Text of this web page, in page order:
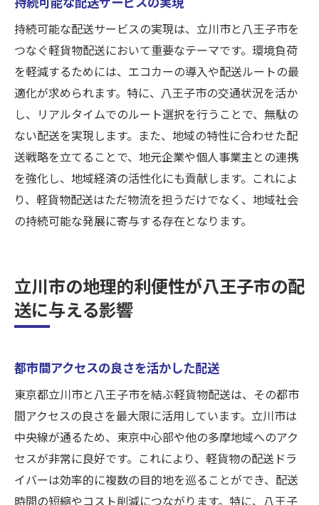
持続可能な配送サービスの実現は、立川市と八王子市を
つなぐ軽貨物配送において重要なテーマです。環境負荷
を軽減するためには、エコカーの導入や配送ルートの最
適化が求められます。特に、八王子市の交通状況を活か
し、リアルタイムでのルート選択を行うことで、無駄の
ない配送を実現します。また、地域の特性に合わせた配
送戦略を立てることで、地元企業や個人事業主との連携
を強化し、地域経済の活性化にも貢献します。これによ
り、軽貨物配送はただ物流を担うだけでなく、地域社会
の持続可能な発展に寄与する存在となります。
立川市の地理的利便性が八王子市の配
送に与える影響
都市間アクセスの良さを活かした配送
東京都立川市と八王子市を結ぶ軽貨物配送は、その都市
間アクセスの良さを最大限に活用しています。立川市は
中央線が通るため、東京中心部や他の多摩地域へのアク
セスが非常に良好です。これにより、軽貨物の配送ドラ
イバーは効率的に複数の目的地を巡ることができ、配送
時間の短縮やコスト削減につながります。特に、八王子